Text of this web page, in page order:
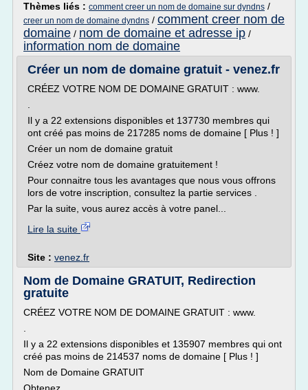
Thèmes liés : comment creer un nom de domaine sur dyndns /
creer un nom de domaine dyndns / comment creer nom de
domaine / nom de domaine et adresse ip /
information nom de domaine
Créer un nom de domaine gratuit - venez.fr
CRÉEZ VOTRE NOM DE DOMAINE GRATUIT : www.
Il y a 22 extensions disponibles et 137730 membres qui
ont créé pas moins de 217285 noms de domaine [ Plus ! ]
Créer un nom de domaine gratuit
Créez votre nom de domaine gratuitement !
Pour connaitre tous les avantages que nous vous offrons
lors de votre inscription, consultez la partie services .
Par la suite, vous aurez accès à votre panel...
Lire la suite
Site : venez.fr
Nom de Domaine GRATUIT, Redirection
gratuite
CRÉEZ VOTRE NOM DE DOMAINE GRATUIT : www.
Il y a 22 extensions disponibles et 135907 membres qui ont
créé pas moins de 214537 noms de domaine [ Plus ! ]
Nom de Domaine GRATUIT